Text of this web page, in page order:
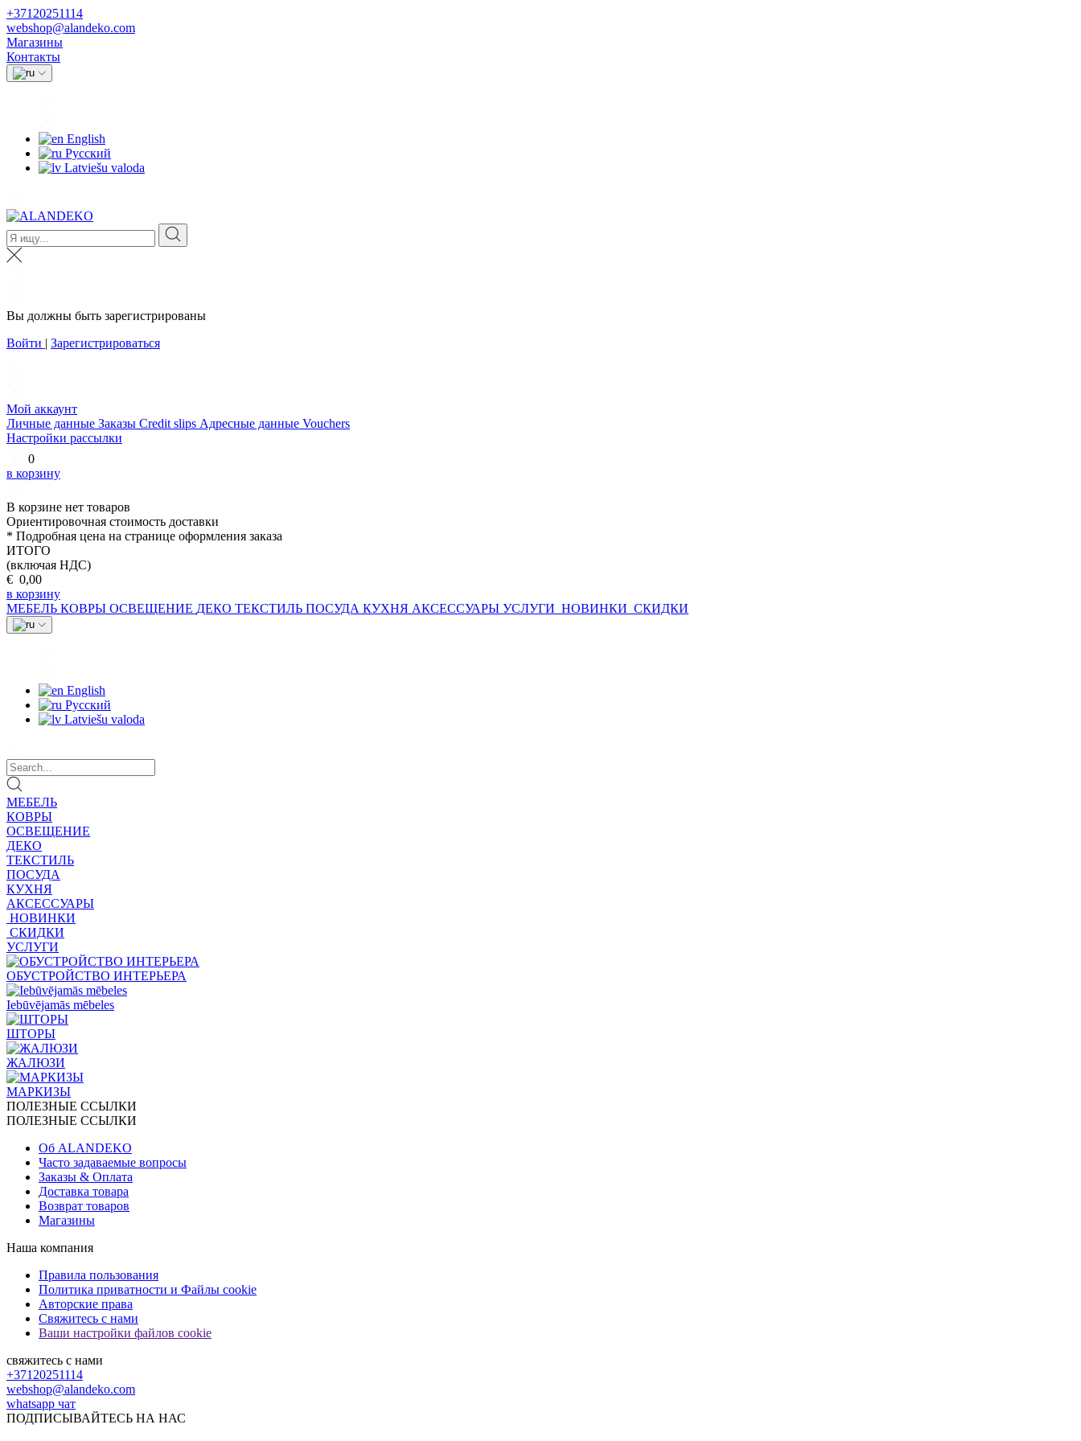
+37120251114
webshop@alandeko.com
Магазины
Контакты
English
Русский
Latviešu valoda
Вы должны быть зарегистрированы
Войти | Зарегистрироваться
Мой аккаунт
Личные данные Заказы Credit slips Адресные данные Vouchers
Настройки рассылки
0
в корзину
В корзине нет товаров
Ориентировочная стоимость доставки
* Подробная цена на странице оформления заказа
ИТОГО
(включая НДС)
€ 0,00
в корзину
МЕБЕЛЬ КОВРЫ ОСВЕЩЕНИЕ ДЕКО ТЕКСТИЛЬ ПОСУДА КУХНЯ АКСЕССУАРЫ УСЛУГИ НОВИНКИ СКИДКИ
English
Русский
Latviešu valoda
МЕБЕЛЬ
КОВРЫ
ОСВЕЩЕНИЕ
ДЕКО
ТЕКСТИЛЬ
ПОСУДА
КУХНЯ
АКСЕССУАРЫ
НОВИНКИ
СКИДКИ
УСЛУГИ
ОБУСТРОЙСТВО ИНТЕРЬЕРА
Iebūvējamās mēbeles
ШТОРЫ
ЖАЛЮЗИ
МАРКИЗЫ
ПОЛЕЗНЫЕ ССЫЛКИ
ПОЛЕЗНЫЕ ССЫЛКИ
Об ALANDEKO
Часто задаваемые вопросы
Заказы & Оплата
Доставка товара
Возврат товаров
Магазины
Наша компания
Правила пользования
Политика приватности и Файлы cookie
Авторские права
Свяжитесь с нами
Ваши настройки файлов cookie
свяжитесь с нами
+37120251114
webshop@alandeko.com
whatsapp чат
ПОДПИСЫВАЙТЕСЬ НА НАС